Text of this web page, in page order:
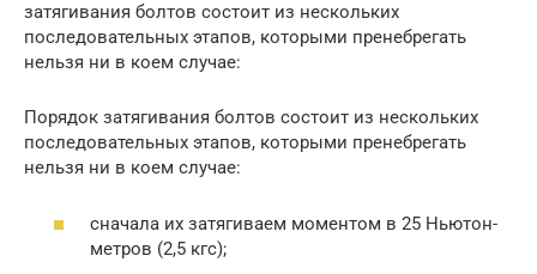
затягивания болтов состоит из нескольких
последовательных этапов, которыми пренебрегать
нельзя ни в коем случае:
Порядок затягивания болтов состоит из нескольких
последовательных этапов, которыми пренебрегать
нельзя ни в коем случае:
сначала их затягиваем моментом в 25 Ньютон-
метров (2,5 кгс);